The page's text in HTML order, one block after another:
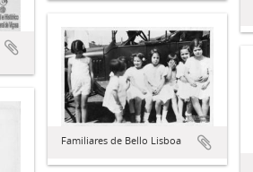
Familiares de Bello Lisboa